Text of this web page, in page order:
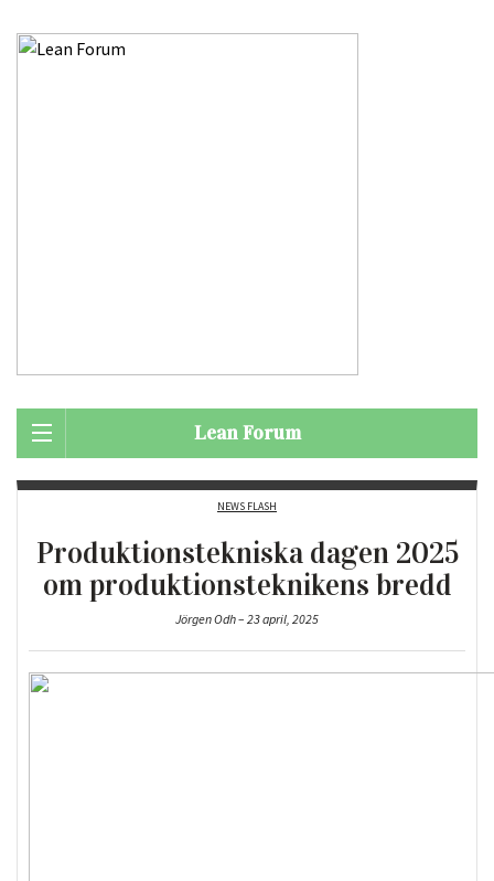
Lean Forum
NEWS FLASH
Produktionstekniska dagen 2025
om produktionsteknikens bredd
Jörgen Odh – 23 april, 2025